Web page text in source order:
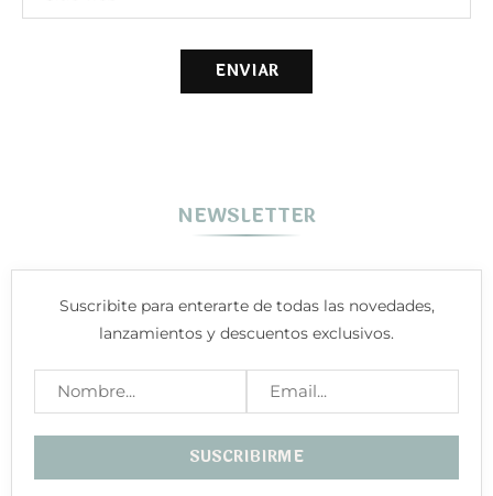
NEWSLETTER
Suscribite para enterarte de todas las novedades,
lanzamientos y descuentos exclusivos.